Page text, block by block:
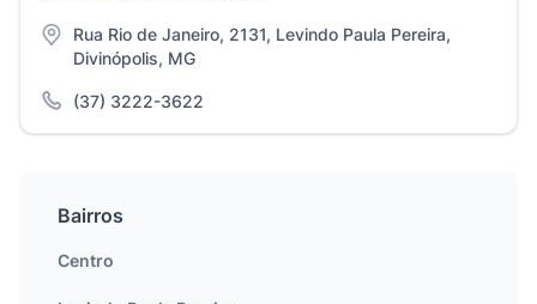
Rua Rio de Janeiro, 2131, Levindo Paula Pereira,
Divinópolis, MG
(37) 3222-3622
Bairros
Centro